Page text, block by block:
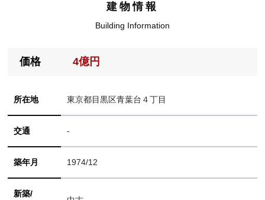
建物情報
Building Information
価格 4億円
所在地 東京都目黒区青葉台４丁目
交通 -
築年月 1974/12
新築/